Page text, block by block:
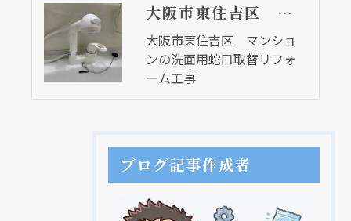
大阪市東住吉区 マンションの洗面用蛇口取替リフォーム工事
大阪市東住吉区 マンショ
ンの洗面用蛇口取替リフォ
ーム工事
ブログ記事作成者